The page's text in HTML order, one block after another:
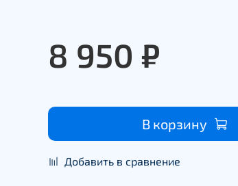
8 950 ₽
В корзину
Добавить в сравнение